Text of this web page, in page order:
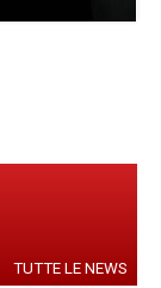
TUTTE LE NEWS